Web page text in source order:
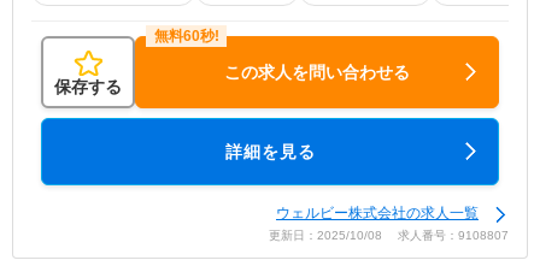
保存する
この求人を問い合わせる
詳細を見る
ウェルビー株式会社の求人一覧
更新日：2025/10/08 求人番号：9108807